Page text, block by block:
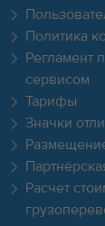
Политика
Регламент
сервисом
Тарифы
Значки
Расчет